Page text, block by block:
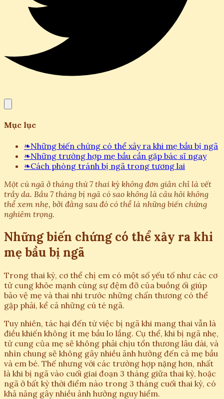
Mục lục
❧Những biến chứng có thể xảy ra khi mẹ bầu bị ngã
❧Những trường hợp mẹ bầu cần gặp bác sĩ ngay
❧Cách phòng tránh bị ngã trong tương lai
Một cú ngã ở tháng thứ 7 thai kỳ không đơn giản chỉ là vết
trầy da. Bầu 7 tháng bị ngã có sao không là câu hỏi không
thể xem nhẹ, bởi đằng sau đó có thể là những biến chứng
nghiêm trọng.
Những biến chứng có thể xảy ra khi
mẹ bầu bị ngã
Trong thai kỳ, cơ thể chị em có một số yếu tố như các cơ
tử cung khỏe mạnh cùng sự đệm đỡ của buồng ối giúp
bảo vệ mẹ và thai nhi trước những chấn thương có thể
gặp phải, kể cả những cú té ngã.
Tuy nhiên, tác hại đến từ việc bị ngã khi mang thai vẫn là
điều khiến không ít mẹ bầu lo lắng. Cụ thể, khi bị ngã nhẹ,
tử cung của mẹ sẽ không phải chịu tổn thương lâu dài, và
nhìn chung sẽ không gây nhiều ảnh hưởng đến cả mẹ bầu
và em bé. Thế nhưng với các trường hợp nặng hơn, nhất
là khi bị ngã vào cuối giai đoạn 3 tháng giữa thai kỳ, hoặc
ngã ở bất kỳ thời điểm nào trong 3 tháng cuối thai kỳ, có
khả năng gây nhiều ảnh hưởng nguy hiểm.